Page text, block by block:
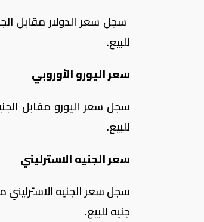
للبيع.
سعر اليورو الأوروبي
للبيع.
سعر الجنيه الاسترليني
جنيه للبيع.